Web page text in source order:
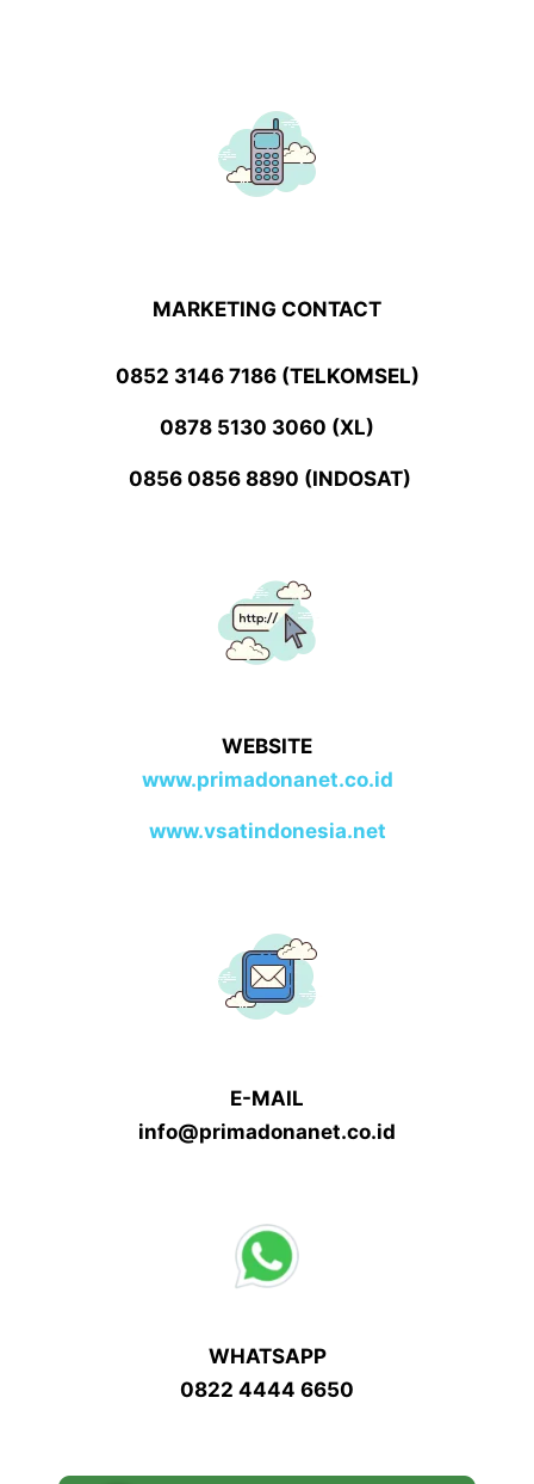
MARKETING CONTACT
0852 3146 7186 (TELKOMSEL)
0878 5130 3060 (XL)
0856 0856 8890 (INDOSAT)
WEBSITE
www.primadonanet.co.id
www.vsatindonesia.net
E-MAIL
info@primadonanet.co.id
WHATSAPP
0822 4444 6650